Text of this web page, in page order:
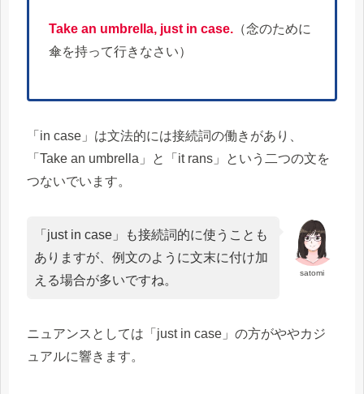
Take an umbrella, just in case. （念のために
傘を持って行きなさい）
「in case」は文法的には接続詞の働きがあり、
「Take an umbrella」と「it rans」という二つの文を
つないでいます。
satomi
「just in case」も接続詞的に使うことも
ありますが、例文のように文末に付け加
える場合が多いですね。
ニュアンスとしては「just in case」の方がややカジ
ュアルに響きます。